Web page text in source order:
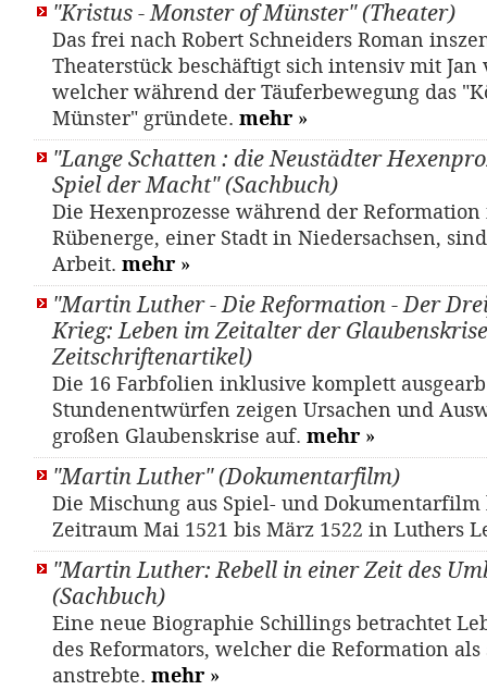
"Kristus - Monster of Münster" (Theater)
Das frei nach Robert Schneiders Roman
Theaterstück beschäftigt sich intensiv mit Jan
welcher während der Täuferbewegung das
Münster" gründete. mehr »
"Lange Schatten : die Neustädter
Spiel der Macht" (Sachbuch)
Die Hexenprozesse während der
Rübenerge, einer Stadt in Niedersachsen,
Arbeit. mehr »
"Martin Luther - Die Reformation - Der
Krieg: Leben im Zeitalter der
Zeitschriftenartikel)
Die 16 Farbfolien inklusive komplett
Stundenentwürfen zeigen Ursachen und
großen Glaubenskrise auf. mehr »
"Martin Luther" (Dokumentarfilm)
Die Mischung aus Spiel- und
Zeitraum Mai 1521 bis März 1522 in Luthers
"Martin Luther: Rebell in einer Zeit des
(Sachbuch)
Eine neue Biographie Schillings betrachtet
des Reformators, welcher die Reformation
anstrebte. mehr »